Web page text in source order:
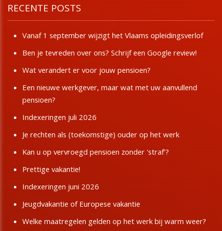
RECENTE POSTS
Vanaf 1 september wijzigt het Vlaams opleidingsverlof
Ben je tevreden over ons? Schrijf een Google review!
Wat verandert er voor jouw pensioen?
Een nieuwe werkgever, maar wat met uw aanvullend
pensioen?
Indexeringen juli 2026
Je rechten als (toekomstige) ouder op het werk
Kan u op vervroegd pensioen zonder 'straf'?
Prettige vakantie!
Indexeringen juni 2026
Jeugdvakantie of Europese vakantie
Welke maatregelen gelden op het werk bij warm weer?